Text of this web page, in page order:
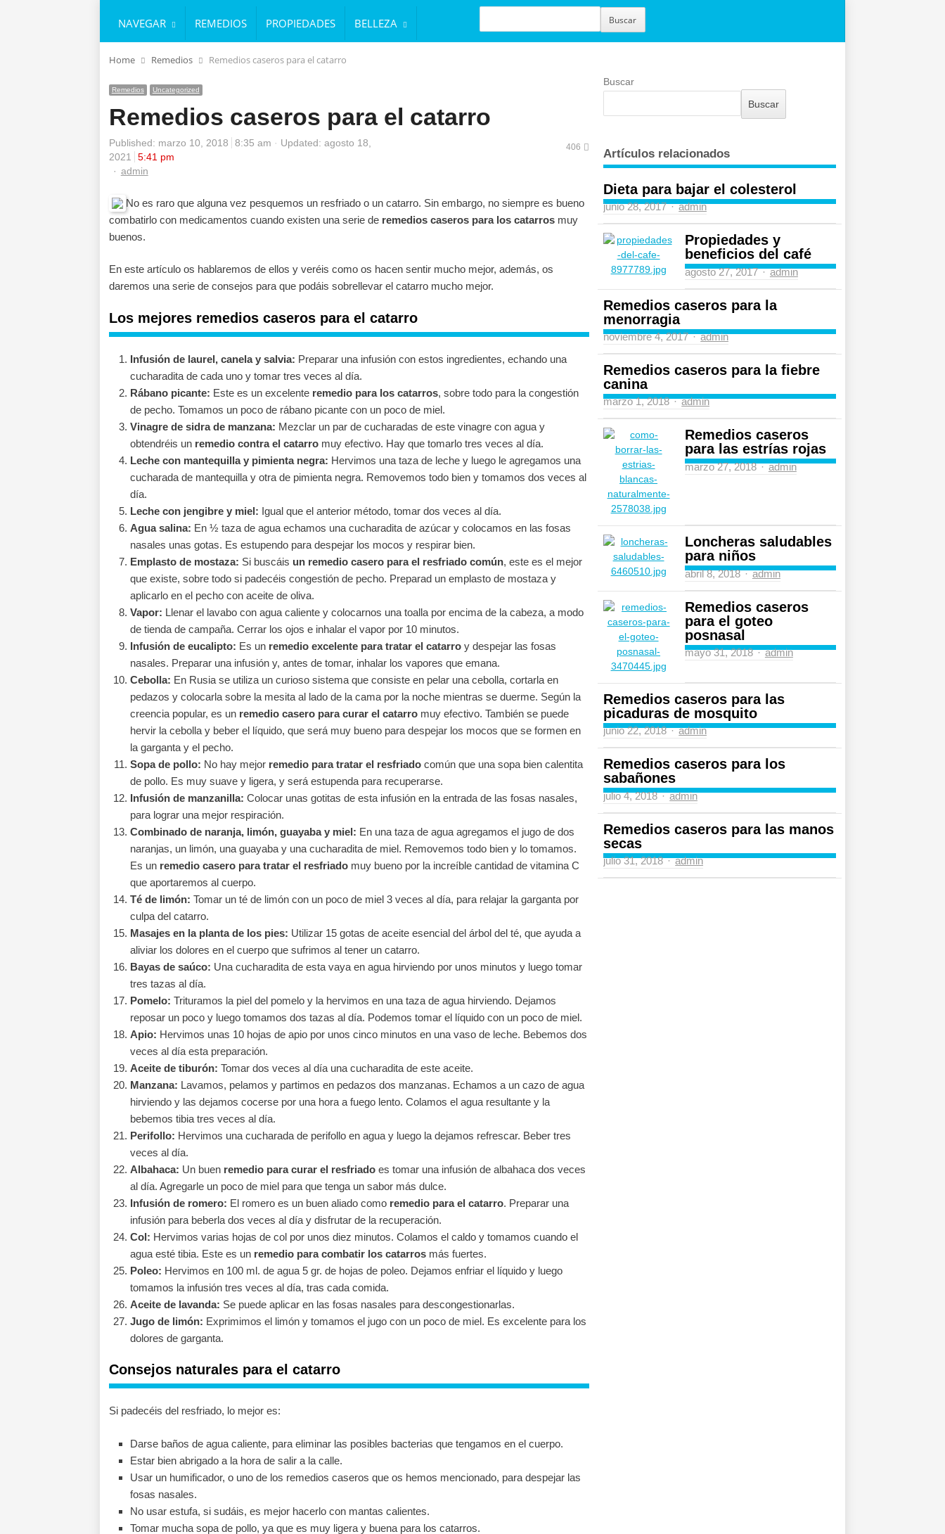
NAVEGAR REMEDIOS PROPIEDADES BELLEZA Buscar
Home Remedios Remedios caseros para el catarro
Remedios Uncategorized
Remedios caseros para el catarro
Published: marzo 10, 2018 8:35 am
Updated: agosto 18,
2021
5:41 pm
Author
admin
406
No es raro que alguna vez pesquemos un resfriado o un catarro. Sin embargo, no siempre es bueno
combatirlo con medicamentos cuando existen una serie de remedios caseros para los catarrosmuy
buenos.
En este artículo os hablaremos de ellos y veréis como os hacen sentir mucho mejor, además, os
daremos una serie de consejos para que podáis sobrellevar el catarro mucho mejor.
Los mejores remedios caseros para el catarro
Infusión de laurel, canela y salvia: Preparar una infusión con estos ingredientes, echando una
cucharadita de cada uno y tomar tres veces al día.
Rábano picante: Este es un excelente remedio para los catarros, sobre todo para la congestión
de pecho. Tomamos un poco de rábano picante con un poco de miel.
Vinagre de sidra de manzana: Mezclar un par de cucharadas de este vinagre con agua y
obtendréis un remedio contra el catarromuy efectivo. Hay que tomarlo tres veces al día.
Leche con mantequilla y pimienta negra: Hervimos una taza de leche y luego le agregamos una
cucharada de mantequilla y otra de pimienta negra. Removemos todo bien y tomamos dos veces al
día.
Leche con jengibre y miel: Igual que el anterior método, tomar dos veces al día.
Agua salina: En ½ taza de agua echamos una cucharadita de azúcar y colocamos en las fosas
nasales unas gotas. Es estupendo para despejar los mocos y respirar bien.
Emplasto de mostaza: Si buscáis un remedio casero para el resfriado común, este es el mejor
que existe, sobre todo si padecéis congestión de pecho. Preparad un emplasto de mostaza y
aplicarlo en el pecho con aceite de oliva.
Vapor: Llenar el lavabo con agua caliente y colocarnos una toalla por encima de la cabeza, a modo
de tienda de campaña. Cerrar los ojos e inhalar el vapor por 10 minutos.
Infusión de eucalipto: Es un remedio excelente para tratar el catarroy despejar las fosas
nasales. Preparar una infusión y, antes de tomar, inhalar los vapores que emana.
Cebolla: En Rusia se utiliza un curioso sistema que consiste en pelar una cebolla, cortarla en
pedazos y colocarla sobre la mesita al lado de la cama por la noche mientras se duerme. Según la
creencia popular, es un remedio casero para curar el catarromuy efectivo. También se puede
hervir la cebolla y beber el líquido, que será muy bueno para despejar los mocos que se formen en
la garganta y el pecho.
Sopa de pollo: No hay mejor remedio para tratar el resfriadocomún que una sopa bien calentita
de pollo. Es muy suave y ligera, y será estupenda para recuperarse.
Infusión de manzanilla: Colocar unas gotitas de esta infusión en la entrada de las fosas nasales,
para lograr una mejor respiración.
Combinado de naranja, limón, guayaba y miel: En una taza de agua agregamos el jugo de dos
naranjas, un limón, una guayaba y una cucharadita de miel. Removemos todo bien y lo tomamos.
Es un remedio casero para tratar el resfriadomuy bueno por la increíble cantidad de vitamina C
que aportaremos al cuerpo.
Té de limón: Tomar un té de limón con un poco de miel 3 veces al día, para relajar la garganta por
culpa del catarro.
Masajes en la planta de los pies: Utilizar 15 gotas de aceite esencial del árbol del té, que ayuda a
aliviar los dolores en el cuerpo que sufrimos al tener un catarro.
Bayas de saúco: Una cucharadita de esta vaya en agua hirviendo por unos minutos y luego tomar
tres tazas al día.
Pomelo: Trituramos la piel del pomelo y la hervimos en una taza de agua hirviendo. Dejamos
reposar un poco y luego tomamos dos tazas al día. Podemos tomar el líquido con un poco de miel.
Apio: Hervimos unas 10 hojas de apio por unos cinco minutos en una vaso de leche. Bebemos dos
veces al día esta preparación.
Aceite de tiburón: Tomar dos veces al día una cucharadita de este aceite.
Manzana: Lavamos, pelamos y partimos en pedazos dos manzanas. Echamos a un cazo de agua
hirviendo y las dejamos cocerse por una hora a fuego lento. Colamos el agua resultante y la
bebemos tibia tres veces al día.
Perifollo: Hervimos una cucharada de perifollo en agua y luego la dejamos refrescar. Beber tres
veces al día.
Albahaca: Un buen remedio para curar el resfriadoes tomar una infusión de albahaca dos veces
al día. Agregarle un poco de miel para que tenga un sabor más dulce.
Infusión de romero: El romero es un buen aliado como remedio para el catarro. Preparar una
infusión para beberla dos veces al día y disfrutar de la recuperación.
Col: Hervimos varias hojas de col por unos diez minutos. Colamos el caldo y tomamos cuando el
agua esté tibia. Este es un remedio para combatir los catarrosmás fuertes.
Poleo: Hervimos en 100 ml. de agua 5 gr. de hojas de poleo. Dejamos enfriar el líquido y luego
tomamos la infusión tres veces al día, tras cada comida.
Aceite de lavanda: Se puede aplicar en las fosas nasales para descongestionarlas.
Jugo de limón: Exprimimos el limón y tomamos el jugo con un poco de miel. Es excelente para los
dolores de garganta.
Consejos naturales para el catarro
Si padecéis del resfriado, lo mejor es:
Darse baños de agua caliente, para eliminar las posibles bacterias que tengamos en el cuerpo.
Estar bien abrigado a la hora de salir a la calle.
Usar un humificador, o uno de los remedios caseros que os hemos mencionado, para despejar las
fosas nasales.
No usar estufa, si sudáis, es mejor hacerlo con mantas calientes.
Tomar mucha sopa de pollo, ya que es muy ligera y buena para los catarros.
Buscar
Buscar
Artículos relacionados
Dieta para bajar el colesterol
junio 28, 2017 Author
admin
Propiedades y
beneficios del café
agosto 27, 2017 Author
admin
Remedios caseros para la
menorragia
noviembre 4, 2017 Author
admin
Remedios caseros para la fiebre
canina
marzo 1, 2018 Author
admin
Remedios caseros
para las estrías rojas
marzo 27, 2018 Author
admin
Loncheras saludables
para niños
abril 8, 2018 Author
admin
Remedios caseros
para el goteo
posnasal
mayo 31, 2018 Author
admin
Remedios caseros para las
picaduras de mosquito
junio 22, 2018 Author
admin
Remedios caseros para los
sabañones
julio 4, 2018 Author
admin
Remedios caseros para las manos
secas
julio 31, 2018 Author
admin